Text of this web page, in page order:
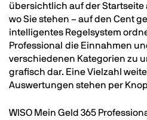
übersichtlich auf der Startseite
wo Sie stehen – auf den Cent
intelligentes Regelsystem
Professional die Einnahmen
verschiedenen Kategorien zu
grafisch dar. Eine Vielzahl
Auswertungen stehen per
WISO Mein Geld 365